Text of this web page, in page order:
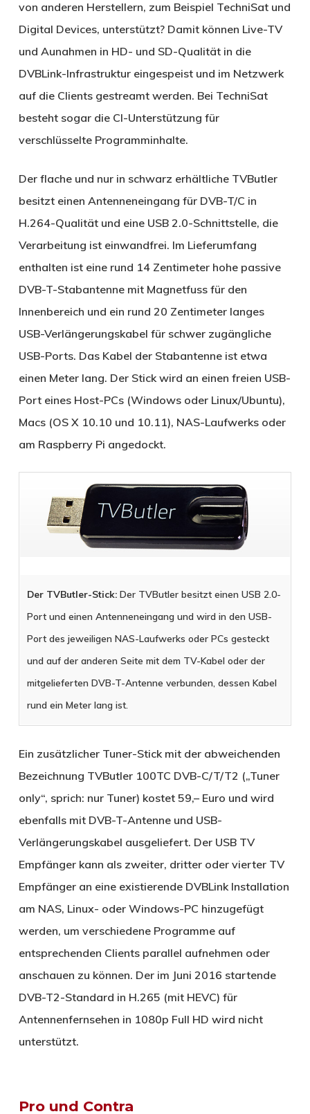
von anderen Herstellern, zum Beispiel TechniSat und
Digital Devices, unterstützt? Damit können Live-TV
und Aunahmen in HD- und SD-Qualität in die
DVBLink-Infrastruktur eingespeist und im Netzwerk
auf die Clients gestreamt werden. Bei TechniSat
besteht sogar die CI-Unterstützung für
verschlüsselte Programminhalte.
Der flache und nur in schwarz erhältliche TVButler
besitzt einen Antenneneingang für DVB-T/C in
H.264-Qualität und eine USB 2.0-Schnittstelle, die
Verarbeitung ist einwandfrei. Im Lieferumfang
enthalten ist eine rund 14 Zentimeter hohe passive
DVB-T-Stabantenne mit Magnetfuss für den
Innenbereich und ein rund 20 Zentimeter langes
USB-Verlängerungskabel für schwer zugängliche
USB-Ports. Das Kabel der Stabantenne ist etwa
einen Meter lang. Der Stick wird an einen freien USB-
Port eines Host-PCs (Windows oder Linux/Ubuntu),
Macs (OS X 10.10 und 10.11), NAS-Laufwerks oder
am Raspberry Pi angedockt.
Der TVButler-Stick:Der TVButler besitzt einen USB 2.0-
Port und einen Antenneneingang und wird in den USB-
Port des jeweiligen NAS-Laufwerks oder PCs gesteckt
und auf der anderen Seite mit dem TV-Kabel oder der
mitgelieferten DVB-T-Antenne verbunden, dessen Kabel
rund ein Meter lang ist.
Ein zusätzlicher Tuner-Stick mit der abweichenden
Bezeichnung TVButler 100TC DVB-C/T/T2 („Tuner
only“, sprich: nur Tuner) kostet 59,– Euro und wird
ebenfalls mit DVB-T-Antenne und USB-
Verlängerungskabel ausgeliefert. Der USB TV
Empfänger kann als zweiter, dritter oder vierter TV
Empfänger an eine existierende DVBLink Installation
am NAS, Linux- oder Windows-PC hinzugefügt
werden, um verschiedene Programme auf
entsprechenden Clients parallel aufnehmen oder
anschauen zu können. Der im Juni 2016 startende
DVB-T2-Standard in H.265 (mit HEVC) für
Antennenfernsehen in 1080p Full HD wird nicht
unterstützt.
Pro und Contra